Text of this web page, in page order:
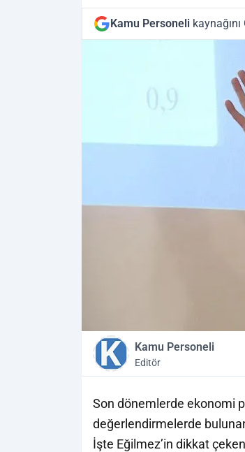
Kamu Personeli
Kamu Personeli
Editör
Son dönemlerde ekonomi
değerlendirmelerde
İşte Eğilmez’in dikkat